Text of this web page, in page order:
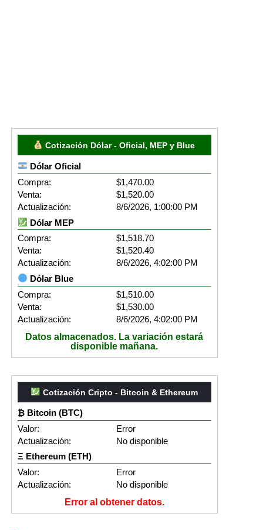
Cotización Dólar - Oficial, MEP y Blue
Dólar Oficial
Compra:
$1,470.00
Venta:
$1,520.00
Actualización:
8/6/2026, 1:00:00 PM
Dólar MEP
Compra:
$1,518.70
Venta:
$1,520.40
Actualización:
8/6/2026, 4:02:00 PM
Dólar Blue
Compra:
$1,510.00
Venta:
$1,530.00
Actualización:
8/6/2026, 4:02:00 PM
Datos almacenados. La variación estará
disponible mañana.
Cotización Cripto - Bitcoin & Ethereum
₿ Bitcoin (BTC)
Valor:
Error
Actualización:
No disponible
Ξ Ethereum (ETH)
Valor:
Error
Actualización:
No disponible
Error al obtener datos.